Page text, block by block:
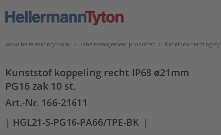
www.hellermanntyton.nl > Kabelmanagement producten >
Kunststof koppeling recht IP68 ø21mm
PG16 zak 10 st.
Art.-Nr. 166-21611
| HGL21-S-PG16-PA66/TPE-BK |